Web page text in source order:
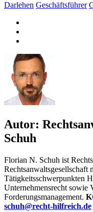
Darlehen Geschäftsführer
Autor:
Schuh
Florian N. Schuh ist
Tätigkeitsschwerpunkten
Unternehmensrecht sowie
Forderungsmanagement.
schuh@recht-hilfreich.de